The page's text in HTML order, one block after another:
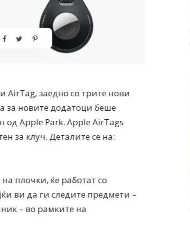
AirTag, заедно со трите нови
за новите додатоци беше
од Apple Park. Apple AirTags
за клуч. Деталите се на:
плочки, ќе работат со
ви да ги следите предмети –
– во рамките на
на Expo Филигрански обетки
од Милена Дваесет одговори за
МодаМода со Александар